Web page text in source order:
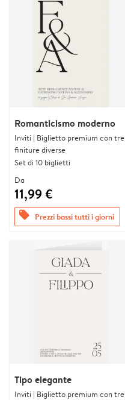
Romanticismo moderno
Inviti | Biglietto premium con tre
finiture diverse
Set di 10 biglietti
Da
11,99 €
offers Prezzi bassi tutti i giorni
Tipo elegante
Inviti | Biglietto premium con tre